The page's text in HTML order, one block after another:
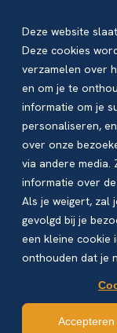
Deze website
Deze cookies
verzamelen over
en om je te
informatie om je
personaliseren,
over onze
via andere media.
informatie over
Als je weigert, zal
gevolgd bij je
een kleine cookie
onthouden dat je
Accepteren